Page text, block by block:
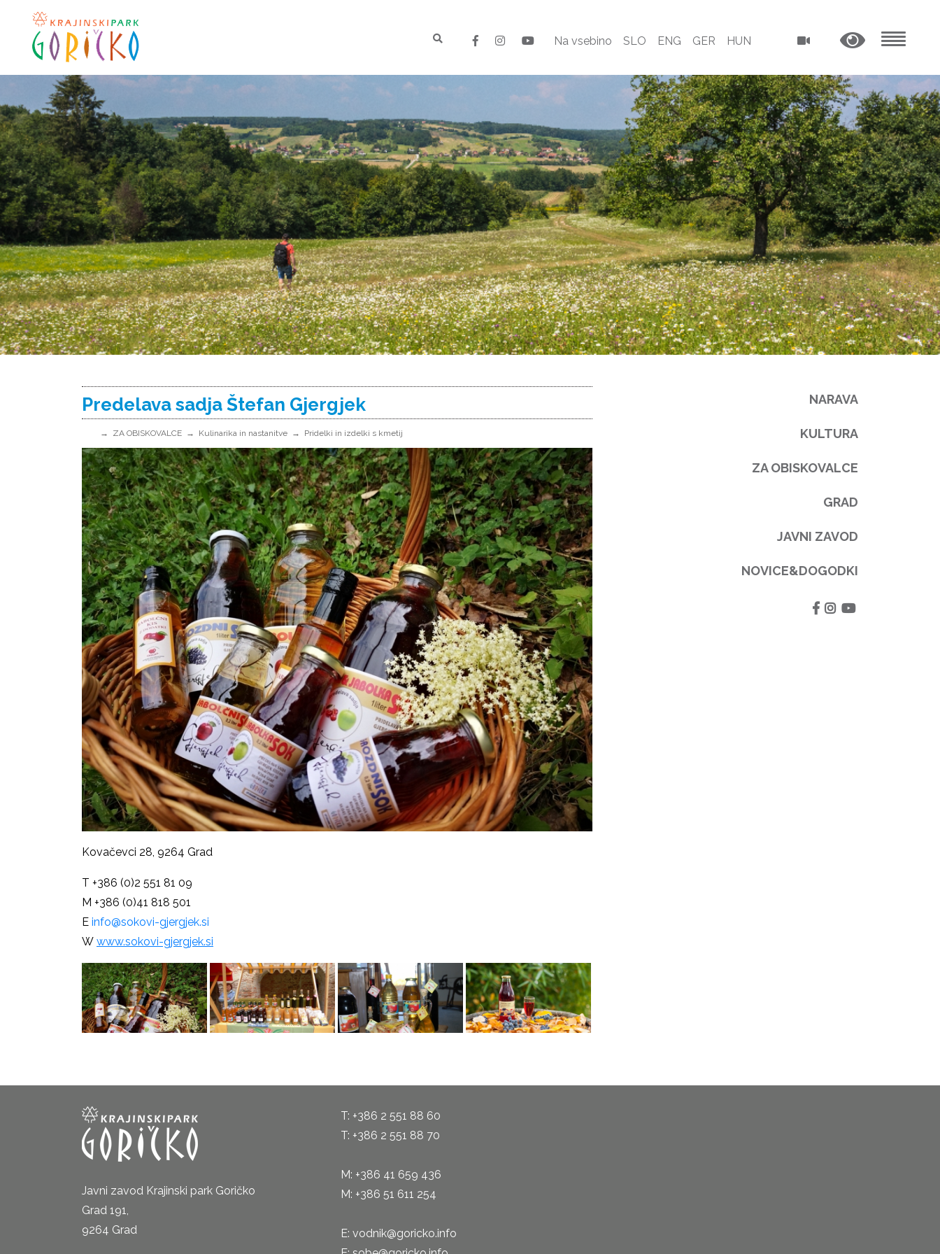
Na vsebino SLO ENG GER HUN
Predelava sadja Štefan Gjergjek
ZA OBISKOVALCE Kulinarika in nastanitve Pridelki in izdelki s kmetij
Kovačevci 28, 9264 Grad
T +386 (0)2 551 81 09
M +386 (0)41 818 501
E info@sokovi-gjergjek.si
W www.sokovi-gjergjek.si
NARAVA
KULTURA
ZA OBISKOVALCE
GRAD
JAVNI ZAVOD
NOVICE&DOGODKI
Javni zavod Krajinski park Goričko
Grad 191,
9264 Grad
T: +386 2 551 88 60
T: +386 2 551 88 70
M: +386 41 659 436
M: +386 51 611 254
E: vodnik@goricko.info